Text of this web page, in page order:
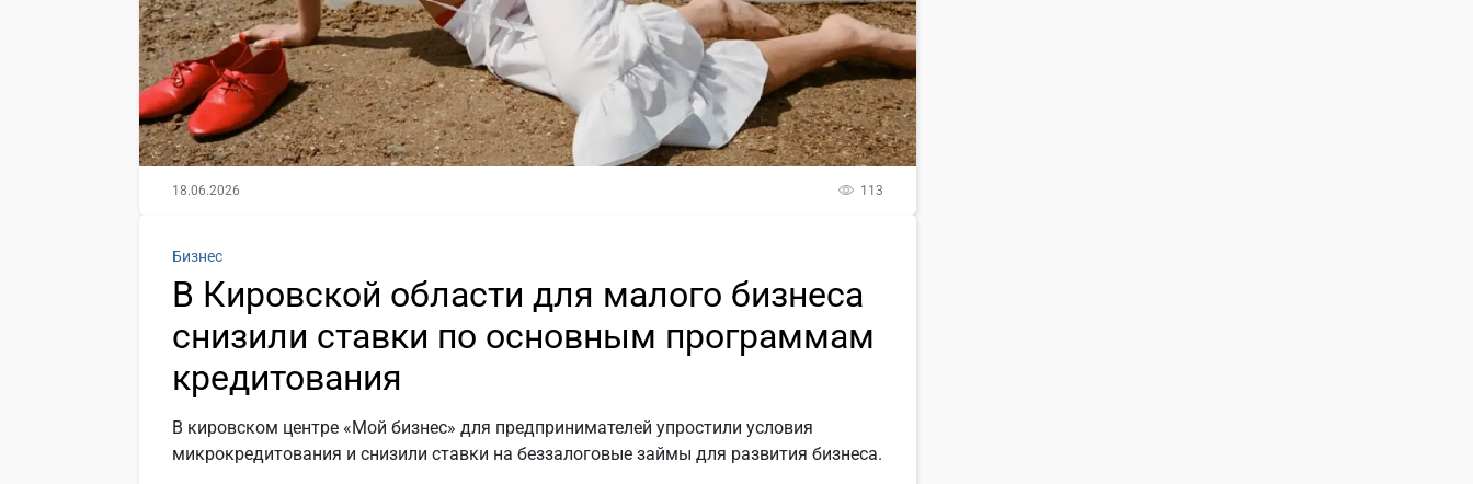
18.06.2026 113
Бизнес
В Кировской области для малого бизнеса
снизили ставки по основным программам
кредитования
В кировском центре «Мой бизнес» для предпринимателей упростили условия
микрокредитования и снизили ставки на беззалоговые займы для развития бизнеса.